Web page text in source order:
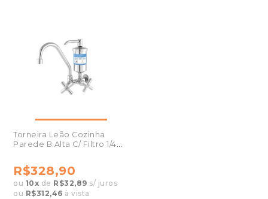
Torneira Leão Cozinha
Parede B.Alta C/ Filtro 1/4
R$328,90
ou 10x de R$32,89 s/ juros
ou R$312,46 à vista